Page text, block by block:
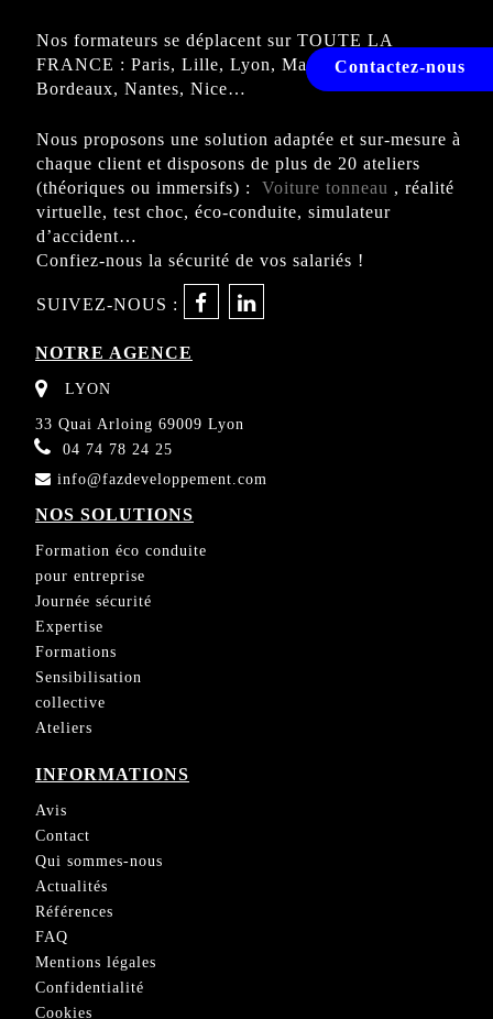
Nos formateurs se déplacent sur TOUTE LA
FRANCE : Paris, Lille, Lyon, Marseille, Toulouse,
Bordeaux, Nantes, Nice…
Nous proposons une solution adaptée et sur-mesure à
chaque client et disposons de plus de 20 ateliers
(théoriques ou immersifs) :
Voiture tonneau , réalité
virtuelle, test choc, éco-conduite, simulateur
d’accident…
Confiez-nous la sécurité de vos salariés !
SUIVEZ-NOUS :
NOTRE AGENCE
LYON
33 Quai Arloing 69009 Lyon
04 74 78 24 25
info@fazdeveloppement.com
NOS SOLUTIONS
Formation éco conduite
pour entreprise
Journée sécurité
Expertise
Formations
Sensibilisation
collective
Ateliers
INFORMATIONS
Avis
Contact
Qui sommes-nous
Actualités
Références
FAQ
Mentions légales
Confidentialité
Cookies
Contactez-nous